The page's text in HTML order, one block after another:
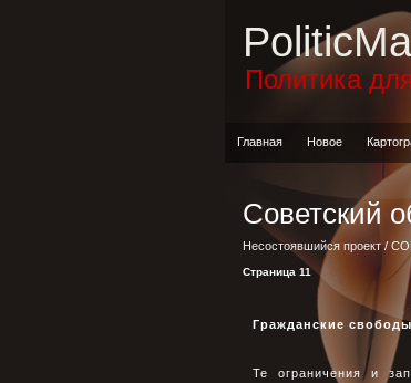
Политика
Главная Новое
Советский
Несостоявшийся проект/
Страница 11
Гражданские
Те ограничения и